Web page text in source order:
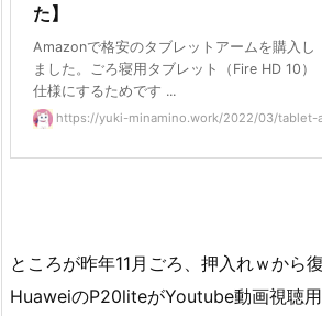
た】
Amazonで格安のタブレットアームを購入し
ました。ごろ寝用タブレット（Fire HD 10）
仕様にするためです ...
https://yuki-minamino.work/2022/03/tablet-
ところが昨年11月ごろ、押入れｗから
HuaweiのP20liteがYoutube動画視聴